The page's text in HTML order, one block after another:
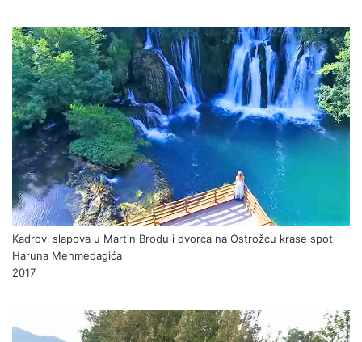
Kadrovi slapova u Martin Brodu i dvorca na Ostrožcu krase spot
Haruna Mehmedagića
2017